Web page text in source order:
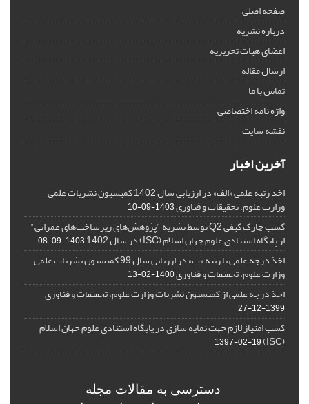
صفحه اصلی
درباره نشریه
اعضای هیات تحریریه
ارسال مقاله
تماس با ما
واژه نامه اختصاصی
نقشه سایت
آخرین اخبار
اخذ رتبه علمی «الف» در ارزیابی سال 1402 کمیسیون نشریات علمی
وزارت علوم، تحقیقات و فناوری1403-09-10
کسب چارک کیفی Q2 توسط نشریه "پژوهش‌های زیرساخت‌های عمرانی"
از پایگاه استنادی علوم جهان اسلام (ISC) در سال 1402 1403-09-08
اخذ درجه علمی با رتبه «ب» در ارزیابی سال 99 کمیسیون نشریات علمی
وزارت علوم، تحقیقات و فناوری1400-02-13
اخذ درجه علمی از کمیسیون نشریات وزارت علوم، تحقیقات و فناوری
1399-12-27
کسب امتیاز لازم جهت نمایه سازی در پایگاه استنادی علوم جهان اسلام
(ISC)
1397-02-19
دسترسی به مقالات مجله